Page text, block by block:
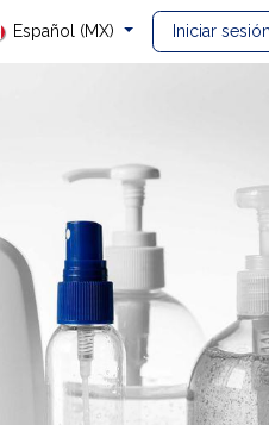
Español (MX) Iniciar sesión